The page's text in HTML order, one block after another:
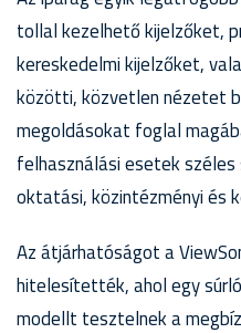
tollal kezelhető kijelzőket,
kereskedelmi kijelzőket,
közötti, közvetlen nézetet
megoldásokat foglal
felhasználási esetek
oktatási, közintézményi és
Az átjárhatóságot a
hitelesítették, ahol egy
modellt tesztelnek a